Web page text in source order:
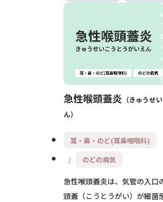
響します。安静や薬で改善し
急性喉頭蓋炎
きゅうせ
ん
耳・鼻・のど(耳鼻咽喉科)
のどの病気
急性喉頭蓋炎は、気管の入口
頭蓋（こうとうがい）が細菌